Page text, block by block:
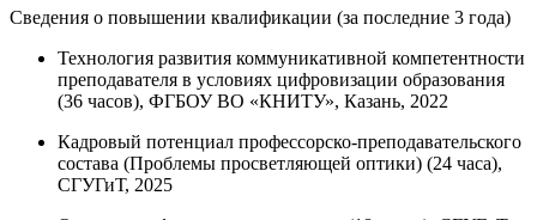
Сведения о повышении квалификации (за последние 3 года)
Технология развития коммуникативной компетентности
преподавателя в условиях цифровизации образования
(36 часов), ФГБОУ ВО «КНИТУ», Казань, 2022
Кадровый потенциал профессорско-преподавательского
состава (Проблемы просветляющей оптики) (24 часа),
СГУГиТ, 2025